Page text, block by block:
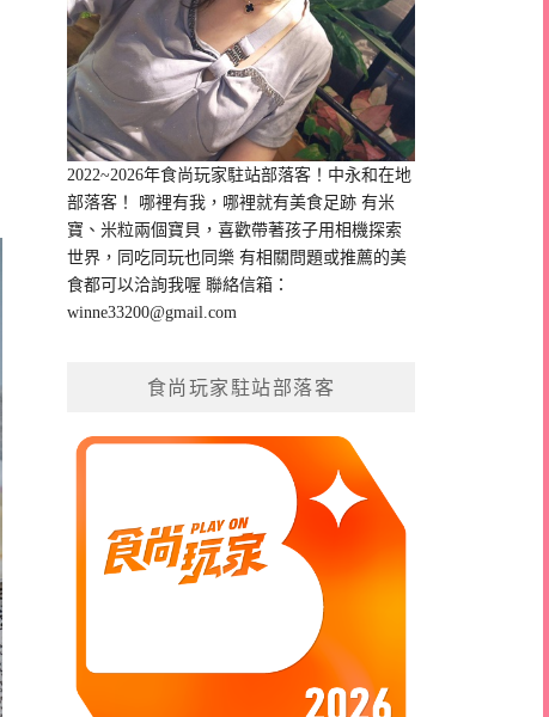
2022~2026年食尚玩家駐站部落客！中永和在地
部落客！ 哪裡有我，哪裡就有美食足跡 有米
寶、米粒兩個寶貝，喜歡帶著孩子用相機探索
世界，同吃同玩也同樂 有相關問題或推薦的美
食都可以洽詢我喔 聯絡信箱：
winne33200@gmail.com
食尚玩家駐站部落客